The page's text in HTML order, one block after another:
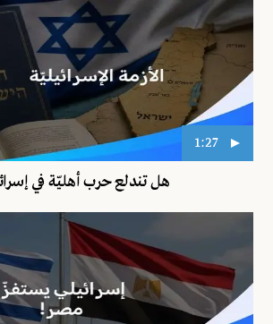
1:27
هل تندلع حرب أهليّة في